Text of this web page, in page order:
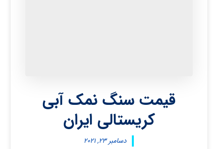
قیمت سنگ نمک آبی
کریستالی ایران
دسامبر ۲۳, ۲۰۲۱